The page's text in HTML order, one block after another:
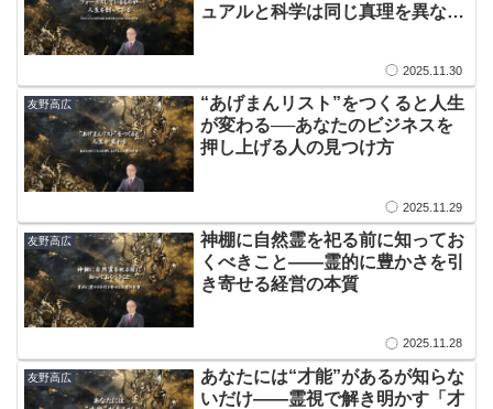
ュアルと科学は同じ真理を異なる
2025.11.30
友野高広
​“あげまんリスト”をつくると人生
が変わる──あなたのビジネスを
押し上げる人の見つけ方
2025.11.29
友野高広
​神棚に自然霊を祀る前に知ってお
くべきこと——霊的に豊かさを引
き寄せる経営の本質
2025.11.28
友野高広
​あなたには“才能”があるが知らな
いだけ——霊視で解き明かす「才